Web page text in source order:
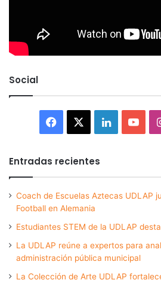
Social
Facebook LinkedIn
Entradas recientes
Coach de Escuelas Aztecas UDLAP
Football en Alemania
Estudiantes STEM de la UDLAP
La UDLAP reúne a expertos para
administración pública municipal
La Colección de Arte UDLAP